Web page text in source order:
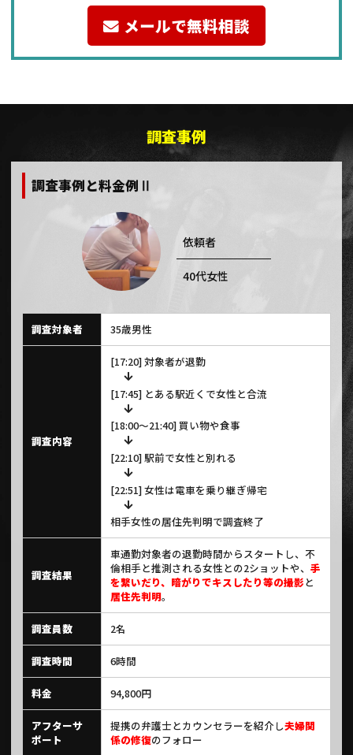
メールで無料相談
調査事例
調査事例と料金例Ⅱ
依頼者
40代女性
調査対象者 35歳男性
調査内容
[17:20] 対象者が退勤
[17:45] とある駅近くで女性と合流
[18:00～21:40] 買い物や食事
[22:10] 駅前で女性と別れる
[22:51] 女性は電車を乗り継ぎ帰宅
相手女性の居住先判明で調査終了
調査結果
車通勤対象者の退勤時間からスタートし、不
倫相手と推測される女性との2ショットや、手
を繋いだり、暗がりでキスしたり等の撮影と
居住先判明。
調査員数 2名
調査時間 6時間
料金 94,800円
アフターサ
ポート
提携の弁護士とカウンセラーを紹介し夫婦関
係の修復のフォロー